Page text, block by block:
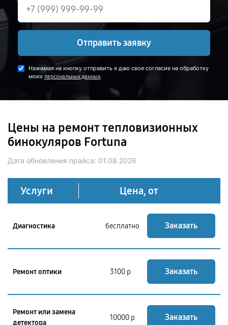
Отправить заявку
Нажимая на кнопку отправить я даю свое согласие на обработку
моих персональных данных.
Цены на ремонт тепловизионных
бинокуляров Fortuna
Дата обновления прайса: 01.08.2026
Услуги Цена, от
Диагностика бесплатно Заказать
Ремонт оптики 3100 р Заказать
Ремонт или замена
детектора
10000 р Заказать